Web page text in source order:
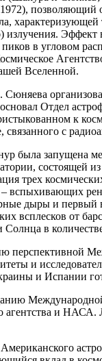
позволяющий
излучения.
в угловом
Вселенной.
Отдел
к
с
была запущена
состоящей
трех
– вспыхивающих
дыры и
всплесков от
Солнца в
и
и Испании
агентства и